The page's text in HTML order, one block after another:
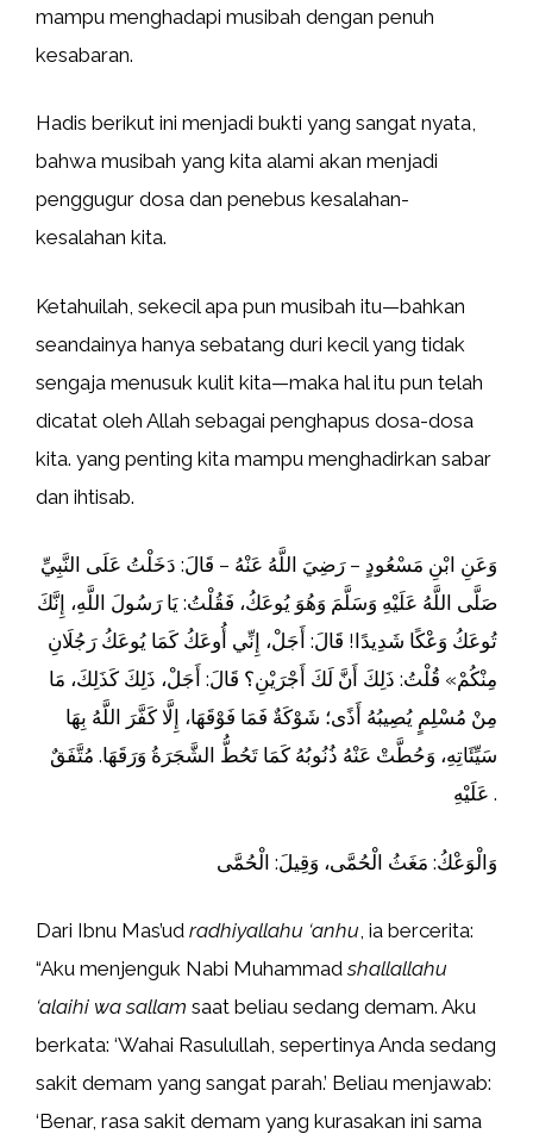
mampu menghadapi musibah dengan penuh
kesabaran.
Hadis berikut ini menjadi bukti yang sangat nyata,
bahwa musibah yang kita alami akan menjadi
penggugur dosa dan penebus kesalahan-
kesalahan kita.
Ketahuilah, sekecil apa pun musibah itu—bahkan
seandainya hanya sebatang duri kecil yang tidak
sengaja menusuk kulit kita—maka hal itu pun telah
dicatat oleh Allah sebagai penghapus dosa-dosa
kita. yang penting kita mampu menghadirkan sabar
dan ihtisab.
وَعَنِ ابْنِ مَسْعُودٍ – رَضِيَ اللَّهُ عَنْهُ – قَالَ: دَخَلْتُ عَلَى النَّبِيِّ
صَلَّى اللَّهُ عَلَيْهِ وَسَلَّمَ وَهُوَ يُوعَكُ، فَقُلْتُ: يَا رَسُولَ اللَّهِ، إِنَّكَ
تُوعَكُ وَعْكًا شَدِيدًا! قَالَ: أَجَلْ، إِنِّي أُوعَكُ كَمَا يُوعَكُ رَجُلَانِ
مِنْكُمْ» قُلْتُ: ذَلِكَ أَنَّ لَكَ أَجْرَيْنِ؟ قَالَ: أَجَلْ، ذَلِكَ كَذَلِكَ، مَا
مِنْ مُسْلِمٍ يُصِيبُهُ أَذًى؛ شَوْكَةٌ فَمَا فَوْقَهَا، إِلَّا كَفَّرَ اللَّهُ بِهَا
سَيِّئَاتِهِ، وَحُطَّتْ عَنْهُ ذُنُوبُهُ كَمَا تَحُطُّ الشَّجَرَةُ وَرَقَهَا. مُتَّفَقٌ
عَلَيْهِ .
وَالْوَعْكُ: مَغَثُ الْحُمَّى، وَقِيلَ: الْحُمَّى
Dari Ibnu Mas’ud radhiyallahu ‘anhu, ia bercerita:
“Aku menjenguk Nabi Muhammadshallallahu
‘alaihi wa sallam saat beliau sedang demam. Aku
berkata: ‘Wahai Rasulullah, sepertinya Anda sedang
sakit demam yang sangat parah.’ Beliau menjawab:
‘Benar, rasa sakit demam yang kurasakan ini sama